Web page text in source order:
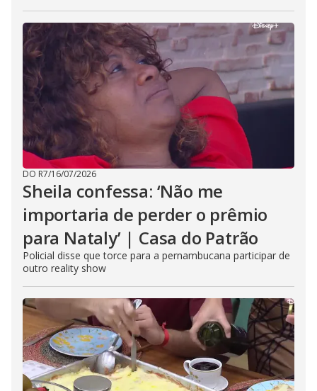
DO R7/16/07/2026
Sheila confessa: ‘Não me
importaria de perder o prêmio
para Nataly’ | Casa do Patrão
Policial disse que torce para a pernambucana participar de
outro reality show